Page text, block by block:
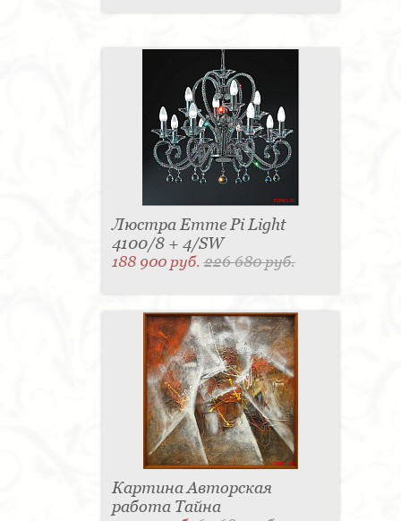
Люстра Emme Pi Light
4100/8 + 4/SW
188 900 руб.226 680 руб.
Картина Авторская
работа Тайна